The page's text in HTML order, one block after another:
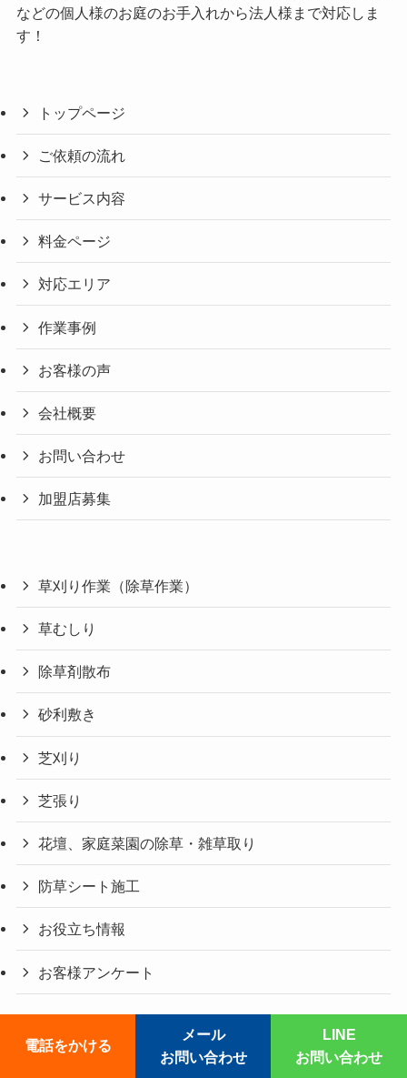
などの個人様のお庭のお手入れから法人様まで対応しま
す！
トップページ
ご依頼の流れ
サービス内容
料金ページ
対応エリア
作業事例
お客様の声
会社概要
お問い合わせ
加盟店募集
草刈り作業（除草作業）
草むしり
除草剤散布
砂利敷き
芝刈り
芝張り
花壇、家庭菜園の除草・雑草取り
防草シート施工
お役立ち情報
お客様アンケート
電話をかける
メール
お問い合わせ
LINE
お問い合わせ